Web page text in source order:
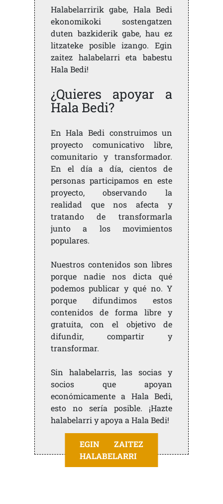
Halabelarririk gabe, Hala Bedi
ekonomikoki sostengatzen
duten bazkiderik gabe, hau ez
litzateke posible izango. Egin
zaitez halabelarri eta babestu
Hala Bedi!
¿Quieres apoyar a
Hala Bedi?
En Hala Bedi construimos un
proyecto comunicativo libre,
comunitario y transformador.
En el día a día, cientos de
personas participamos en este
proyecto, observando la
realidad que nos afecta y
tratando de transformarla
junto a los movimientos
populares.
Nuestros contenidos son libres
porque nadie nos dicta qué
podemos publicar y qué no. Y
porque difundimos estos
contenidos de forma libre y
gratuita, con el objetivo de
difundir, compartir y
transformar.
Sin halabelarris, las socias y
socios que apoyan
económicamente a Hala Bedi,
esto no sería posible. ¡Hazte
halabelarri y apoya a Hala Bedi!
EGIN ZAITEZ
HALABELARRI